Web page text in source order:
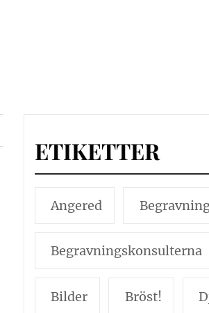
ETIKETTER
Angered
Begravningskonsulterna
Bilder Bröst!